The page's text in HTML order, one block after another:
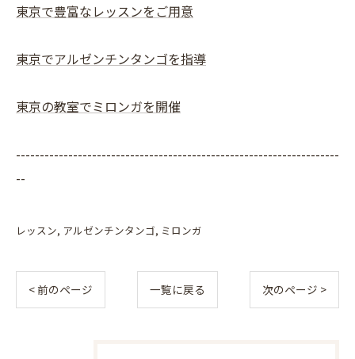
東京で豊富なレッスンをご用意
東京でアルゼンチンタンゴを指導
東京の教室でミロンガを開催
--------------------------------------------------------------------
--
レッスン アルゼンチンタンゴ ミロンガ
< 前のページ 一覧に戻る 次のページ >